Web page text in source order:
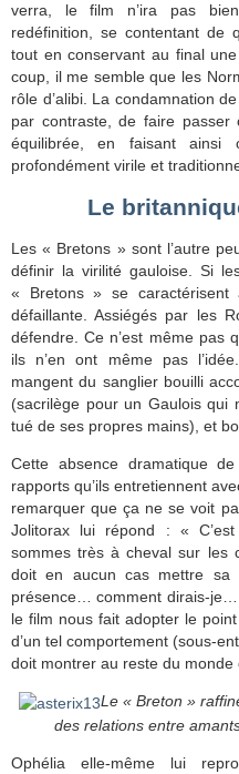
verra, le film n’ira pas
redéfinition, se contentant de
tout en conservant au final
coup, il me semble que les
rôle d’alibi. La condamnation
par contraste, de faire passer
équilibrée, en faisant
profondément virile et
Le
Les « Bretons » sont l’autre
définir la virilité gauloise. Si
« Bretons » se caractérisent
défaillante. Assiégés par les
défendre. Ce n’est même pas
ils n’en ont même pas
mangent du sanglier bouilli
(sacrilège pour un Gaulois qui
tué de ses propres mains), et
Cette absence dramatique
rapports qu’ils entretiennent
remarquer que ça ne se voit
Jolitorax lui répond : «
sommes très à cheval sur les
doit en aucun cas mettre sa
présence… comment dirais-je…
le film nous fait adopter le
d’un tel comportement (sous-
doit montrer au reste du
Le « Breton »
des relations entre
Ophélia elle-même lui